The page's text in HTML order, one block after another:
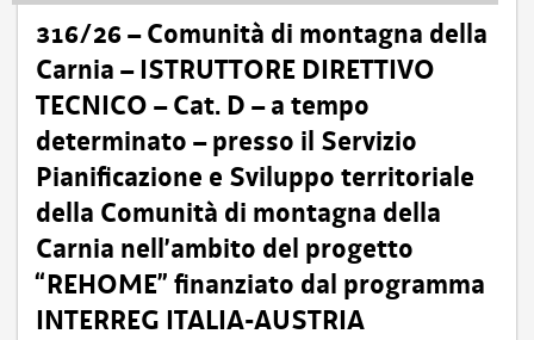
316/26 – Comunità di montagna della
Carnia – ISTRUTTORE DIRETTIVO
TECNICO – Cat. D – a tempo
determinato – presso il Servizio
Pianificazione e Sviluppo territoriale
della Comunità di montagna della
Carnia nell’ambito del progetto
“REHOME” finanziato dal programma
INTERREG ITALIA-AUSTRIA